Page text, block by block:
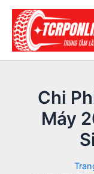
Nhảy
dung
Chi
Máy